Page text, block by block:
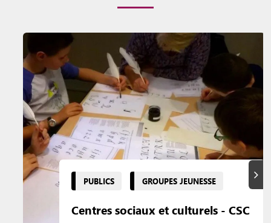
PUBLICS GROUPES JEUNESSE
Centres sociaux et culturels - CSC